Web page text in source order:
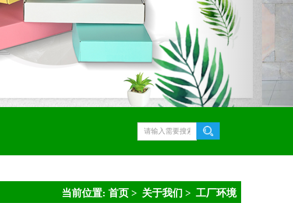
当前位置: 首页 > 关于我们 >工厂环境